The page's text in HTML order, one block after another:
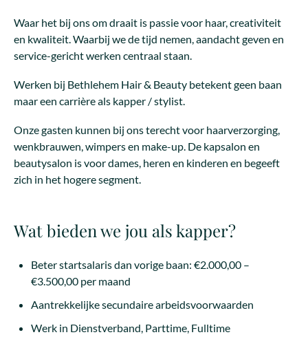
Waar het bij ons om draait is passie voor haar, creativiteit
en kwaliteit. Waarbij we de tijd nemen, aandacht geven en
service-gericht werken centraal staan.
Werken bij Bethlehem Hair & Beauty betekent geen baan
maar een carrière als kapper / stylist.
Onze gasten kunnen bij ons terecht voor haarverzorging,
wenkbrauwen, wimpers en make-up. De kapsalon en
beautysalon is voor dames, heren en kinderen en begeeft
zich in het hogere segment.
Wat bieden we jou als kapper?
Beter startsalaris dan vorige baan: €2.000,00 –
€3.500,00 per maand
Aantrekkelijke secundaire arbeidsvoorwaarden
Werk in Dienstverband, Parttime, Fulltime